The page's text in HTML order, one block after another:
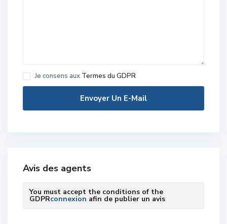
Je consens aux Termes du GDPR
Avis des agents
You must accept the conditions of the
GDPRconnexion afin de publier un avis